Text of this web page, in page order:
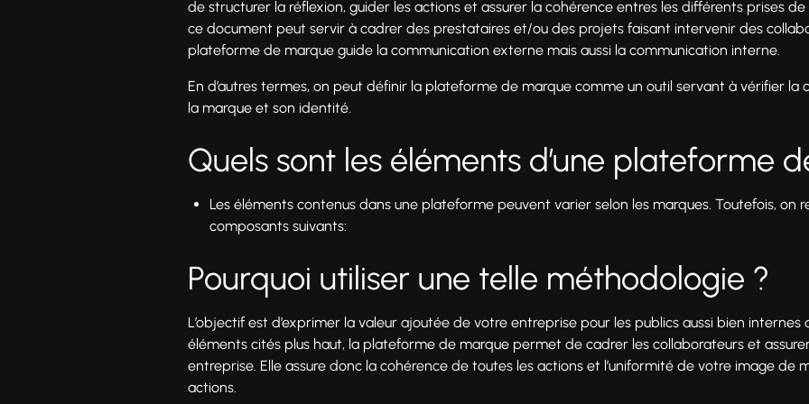
de structurer la réflexion, guider les actions et assurer la cohérence entres les différents prises
ce document peut servir à cadrer des prestataires et/ou des projets faisant intervenir des
plateforme de marque guide la communication externe mais aussi la communication interne.
En d’autres termes, on peut définir la plateforme de marque comme un outil servant à vérifier la
la marque et son identité.
Quels sont les éléments d’une plateforme
Les éléments contenus dans une plateforme peuvent varier selon les marques. Toutefois, on
composants suivants:
Pourquoi utiliser une telle méthodologie ?
L’objectif est d’exprimer la valeur ajoutée de votre entreprise pour les publics aussi bien internes
éléments cités plus haut, la plateforme de marque permet de cadrer les collaborateurs et
entreprise. Elle assure donc la cohérence de toutes les actions et l’uniformité de votre image de
actions.